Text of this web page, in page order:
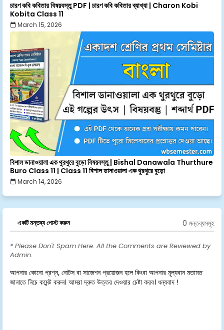
চারণ কবি কবিতার বিষয়বস্তু PDF | চারণ কবি কবিতার ব্যাখ্যা | Charon Kobi
Kobita Class 11
March 15, 2026
বিশাল ডানাওয়ালা এক থুরথুরে বুড়ো বিষয়বস্তু | Bishal Danawala Thurthure
Buro Class 11 | Class 11 বিশাল ডানাওয়ালা এক থুরথুরে বুড়ো
March 14, 2026
একটি মন্তব্য পোস্ট করুন 0 মন্তব্যসমূহ
* Please Don't Spam Here. All the Comments are Reviewed by
Admin.
আপনার কোনো প্রশ্ন, নোটস বা সাজেশন প্রয়োজন হলে কিংবা আপনার মূল্যবান মতামত
জানাতে নিচে কমেন্ট করুন। আমরা দ্রুত উত্তর দেওয়ার চেষ্টা করব। ধন্যবাদ !